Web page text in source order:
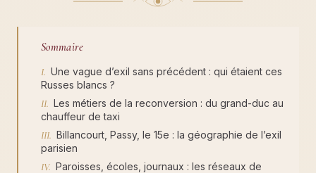
Sommaire
Une vague d’exil sans précédent : qui étaient ces
Russes blancs ?
Les métiers de la reconversion : du grand-duc au
chauffeur de taxi
Billancourt, Passy, le 15e : la géographie de l’exil
parisien
Paroisses, écoles, journaux : les réseaux de